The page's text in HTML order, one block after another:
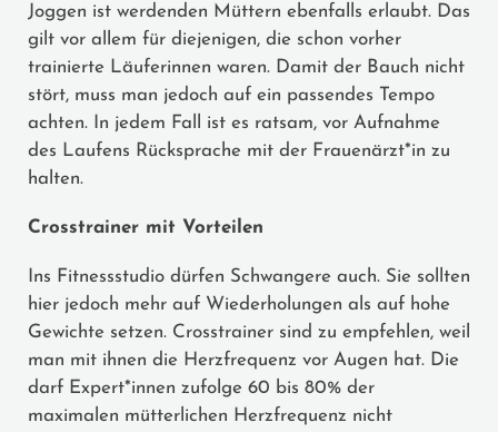
Joggen ist werdenden Müttern ebenfalls erlaubt. Das
gilt vor allem für diejenigen, die schon vorher
trainierte Läuferinnen waren. Damit der Bauch nicht
stört, muss man jedoch auf ein passendes Tempo
achten. In jedem Fall ist es ratsam, vor Aufnahme
des Laufens Rücksprache mit der Frauenärzt*in zu
halten.
Crosstrainer mit Vorteilen
Ins Fitnessstudio dürfen Schwangere auch. Sie sollten
hier jedoch mehr auf Wiederholungen als auf hohe
Gewichte setzen. Crosstrainer sind zu empfehlen, weil
man mit ihnen die Herzfrequenz vor Augen hat. Die
darf Expert*innen zufolge 60 bis 80% der
maximalen mütterlichen Herzfrequenz nicht